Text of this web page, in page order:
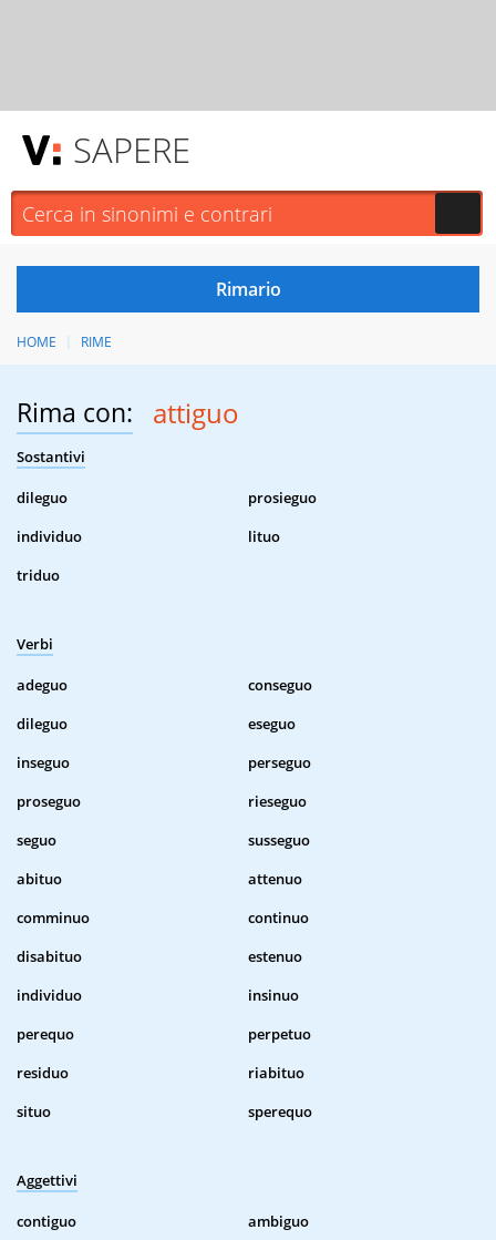
SAPERE
HOME RIME
Rima con: attiguo
Sostantivi
dileguo
prosieguo
individuo
lituo
triduo
Verbi
adeguo
conseguo
dileguo
eseguo
inseguo
perseguo
proseguo
rieseguo
seguo
susseguo
abituo
attenuo
comminuo
continuo
disabituo
estenuo
individuo
insinuo
perequo
perpetuo
residuo
riabituo
situo
sperequo
Aggettivi
contiguo
ambiguo